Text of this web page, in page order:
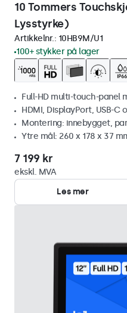
10 Tommers
Lysstyrke)
Artikkelnr.: 10HB9M/U1
100+ stykker på lager
Full-HD multi-touch-panel
HDMI, DisplayPort, USB-C
Montering: innebygget,
Ytre mål: 260 x 178 x 37
7 199 kr
ekskl. MVA
Les mer